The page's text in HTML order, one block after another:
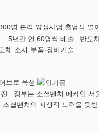
명 본격 양성사업 출범식 열
…5년간 연 60명씩 배출 반도
체 소재·부품·장비기술…
브로 육성
정부는 소셜벤처 메카인
셜벤처의 자생적 노력을 뒷